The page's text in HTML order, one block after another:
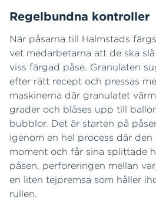
Regelbundna kontroller
När påsarna till Halmstads
vet medarbetarna att de ska
viss färgad påse. Granulaten
efter rätt recept och pressas
maskinerna där granulatet
grader och blåses upp till
bubblor. Det är starten på
igenom en hel process där
moment och får sina splittade
påsen, perforeringen mellan
en liten tejpremsa som håller
rullen.